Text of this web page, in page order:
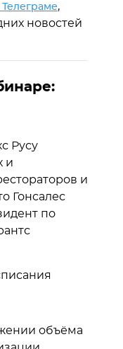
,
новостей
Русу
и
и
Гонсалес
по
объёма